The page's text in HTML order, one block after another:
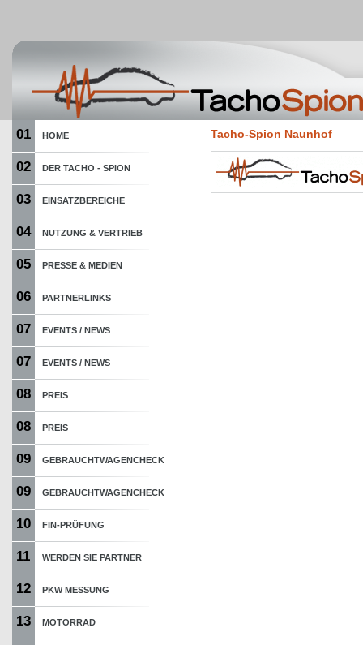
01 HOME
02 DER TACHO - SPION
03 EINSATZBEREICHE
04 NUTZUNG & VERTRIEB
05 PRESSE & MEDIEN
06 PARTNERLINKS
07 EVENTS / NEWS
07 EVENTS / NEWS
08 PREIS
08 PREIS
09 GEBRAUCHTWAGENCHECK
09 GEBRAUCHTWAGENCHECK
10 FIN-PRÜFUNG
11 WERDEN SIE PARTNER
12 PKW MESSUNG
13 MOTORRAD
Tacho-Spion Naunhof